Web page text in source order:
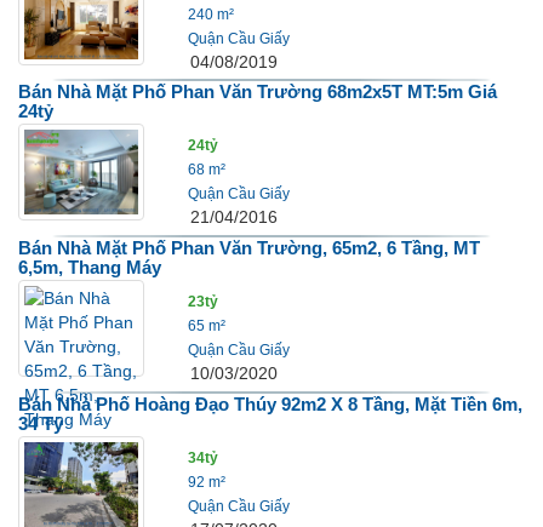
240 m²
Quận Cầu Giấy
04/08/2019
Bán Nhà Mặt Phố Phan Văn Trường 68m2x5T MT:5m Giá
24tỷ
24tỷ
68 m²
Quận Cầu Giấy
21/04/2016
Bán Nhà Mặt Phố Phan Văn Trường, 65m2, 6 Tầng, MT
6,5m, Thang Máy
23tỷ
65 m²
Quận Cầu Giấy
10/03/2020
Bán Nhà Phố Hoàng Đạo Thúy 92m2 X 8 Tầng, Mặt Tiền 6m,
34 Tỷ
34tỷ
92 m²
Quận Cầu Giấy